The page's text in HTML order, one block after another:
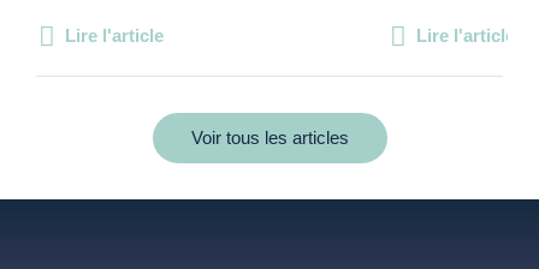
Lire l'article Lire l'article
Voir tous les articles